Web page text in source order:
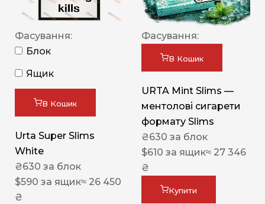
Фасування:
Блок
Ящик
В Кошик
Urta Super Slims
White
₴630 за блок
$590 за ящик≈ 26 450
₴
Фасування:
В Кошик
URTA Mint Slims —
ментолові сигарети
формату Slims
₴630 за блок
$610 за ящик≈ 27 346
₴
Купити